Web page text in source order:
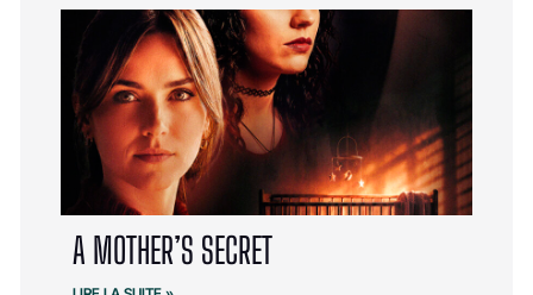
A MOTHER’S SECRET